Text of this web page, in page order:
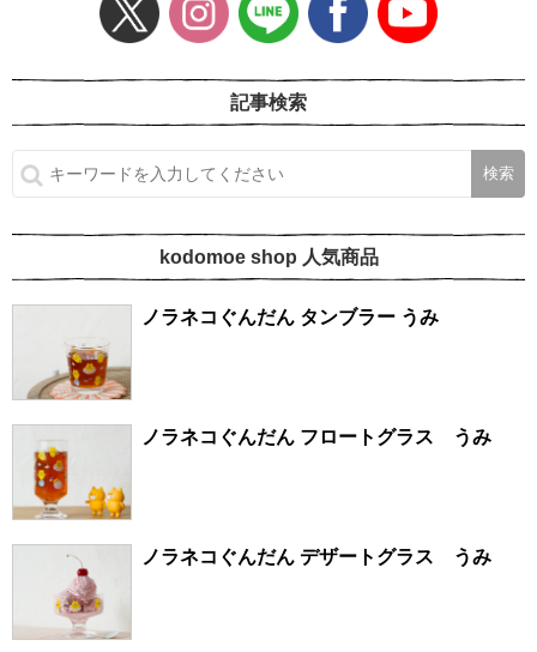
記事検索
kodomoe shop 人気商品
ノラネコぐんだん タンブラー うみ
ノラネコぐんだん フロートグラス うみ
ノラネコぐんだん デザートグラス うみ